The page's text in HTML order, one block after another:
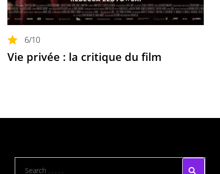
6/10
Vie privée : la critique du film